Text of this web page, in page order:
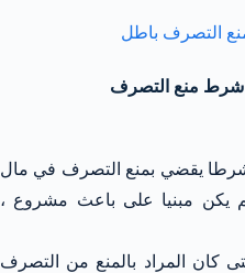
شرط منع التصرف
يقضي بمنع التصرف في مال
يكن مبنيا على باعث مشروع ،
كان المراد بالمنع من التصرف